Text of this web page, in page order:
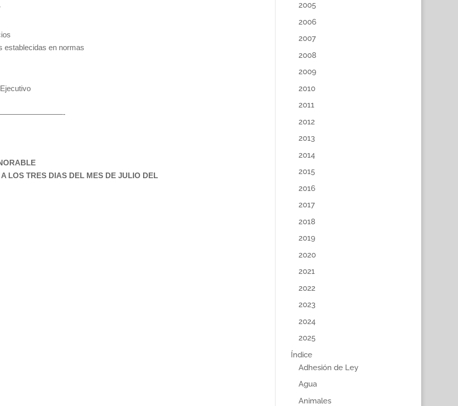
establecidas en normas
LOS TRES DIAS DEL MES DE JULIO DEL
2005
2006
2007
2008
2009
2010
2011
2012
2013
2014
2015
2016
2017
2018
2019
2020
2021
2022
2023
2024
2025
Índice
Adhesión de Ley
Agua
Animales